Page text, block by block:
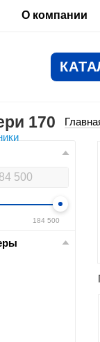
О компании
170
184 500